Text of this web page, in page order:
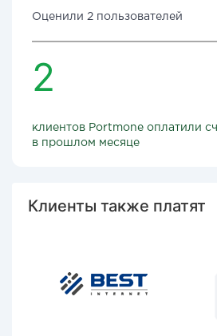
Оценили 2 пользователей
2
клиентов Portmone оплатили
в прошлом месяце
Клиенты также платят